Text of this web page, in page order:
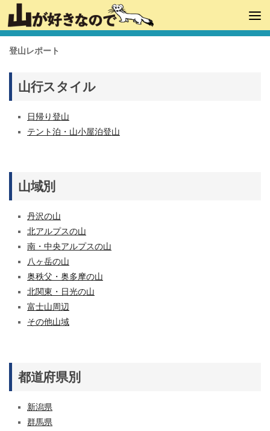
登山レポート
山行スタイル
日帰り登山
テント泊・山小屋泊登山
山域別
丹沢の山
北アルプスの山
南・中央アルプスの山
八ヶ岳の山
奥秩父・奥多摩の山
北関東・日光の山
富士山周辺
その他山域
都道府県別
新潟県
群馬県